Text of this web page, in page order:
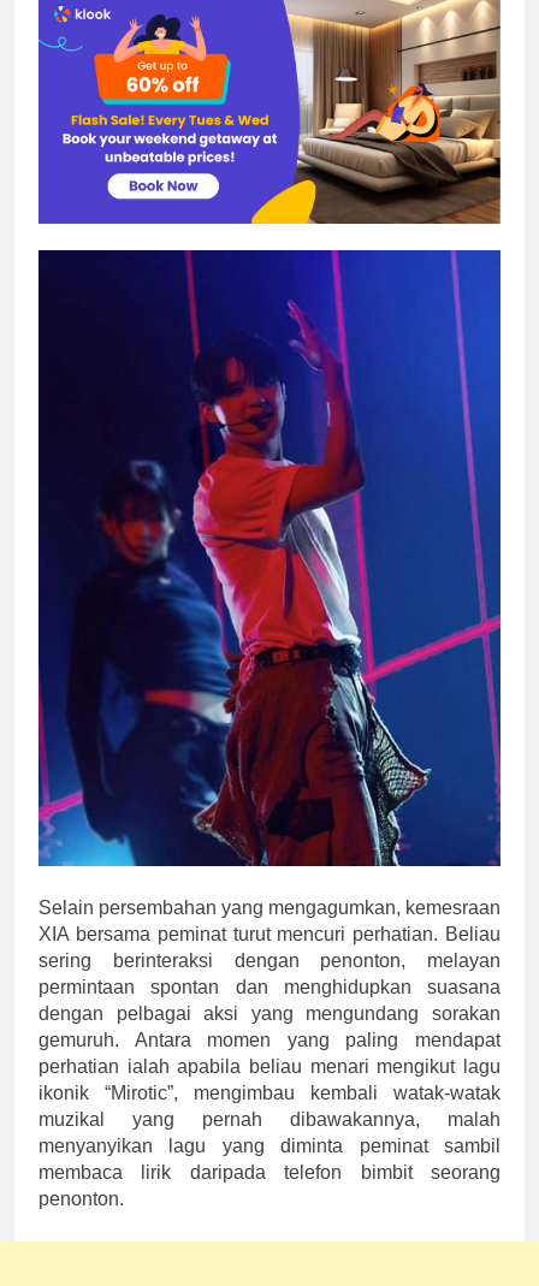
Selain persembahan yang mengagumkan, kemesraan
XIA bersama peminat turut mencuri perhatian. Beliau
sering berinteraksi dengan penonton, melayan
permintaan spontan dan menghidupkan suasana
dengan pelbagai aksi yang mengundang sorakan
gemuruh. Antara momen yang paling mendapat
perhatian ialah apabila beliau menari mengikut lagu
ikonik “Mirotic”, mengimbau kembali watak-watak
muzikal yang pernah dibawakannya, malah
menyanyikan lagu yang diminta peminat sambil
membaca lirik daripada telefon bimbit seorang
penonton.